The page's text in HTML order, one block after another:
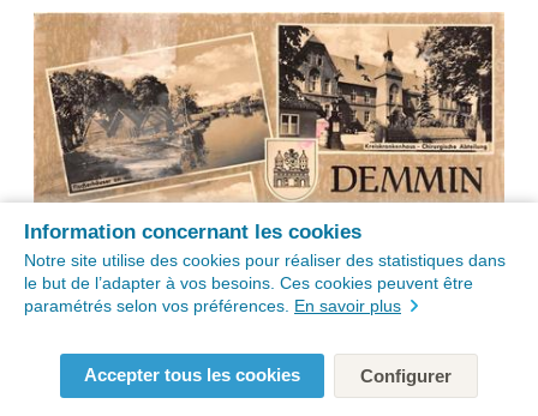
Information concernant les cookies
Notre site utilise des cookies pour réaliser des statistiques dans
le but de l’adapter à vos besoins. Ces cookies peuvent être
paramétrés selon vos préférences. En savoir plus
Accepter tous les cookies Configurer